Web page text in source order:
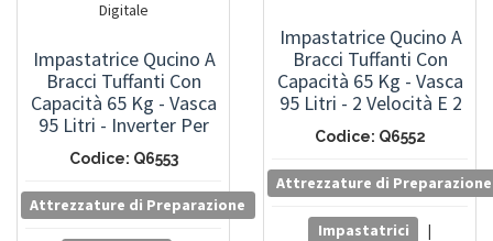
Impastatrice Qucino A
Bracci Tuffanti Con
Capacità 65 Kg - Vasca
95 Litri - Inverter Per
Variazione Di Velocità E
Timer Digitale
Codice: Q6553
Attrezzature di Preparazione
Impastatrice Qucino A
Bracci Tuffanti Con
Capacità 65 Kg - Vasca
95 Litri - 2 Velocità E 2
Timer Digitali
Codice: Q6552
Attrezzature di Preparazione
Impastatrici
|